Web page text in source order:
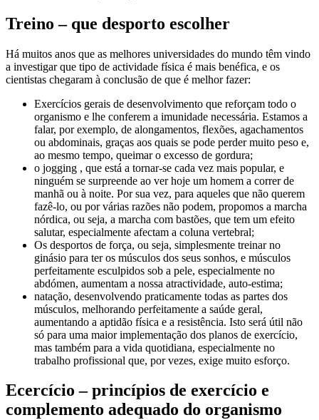
Treino – que desporto escolher
Há muitos anos que as melhores universidades do mundo têm vindo
a investigar que tipo de actividade física é mais benéfica, e os
cientistas chegaram à conclusão de que é melhor fazer:
Exercícios gerais de desenvolvimento que reforçam todo o
organismo e lhe conferem a imunidade necessária. Estamos a
falar, por exemplo, de alongamentos, flexões, agachamentos
ou abdominais, graças aos quais se pode perder muito peso e,
ao mesmo tempo, queimar o excesso de gordura;
o jogging , que está a tornar-se cada vez mais popular, e
ninguém se surpreende ao ver hoje um homem a correr de
manhã ou à noite. Por sua vez, para aqueles que não querem
fazê-lo, ou por várias razões não podem, propomos a marcha
nórdica, ou seja, a marcha com bastões, que tem um efeito
salutar, especialmente afectam a coluna vertebral;
Os desportos de força, ou seja, simplesmente treinar no
ginásio para ter os músculos dos seus sonhos, e músculos
perfeitamente esculpidos sob a pele, especialmente no
abdómen, aumentam a nossa atractividade, auto-estima;
natação, desenvolvendo praticamente todas as partes dos
músculos, melhorando perfeitamente a saúde geral,
aumentando a aptidão física e a resistência. Isto será útil não
só para uma maior implementação dos planos de exercício,
mas também para a vida quotidiana, especialmente no
trabalho profissional que, por vezes, exige muito esforço.
Ecercício – princípios de exercício e
complemento adequado do organismo